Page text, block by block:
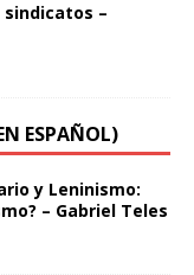
sindicatos –
ESPAÑOL)
y Leninismo:
– Gabriel Teles